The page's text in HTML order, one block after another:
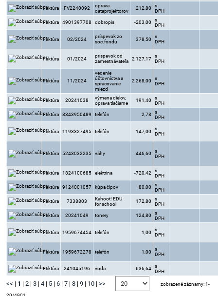
Faktúra FV2240092
oprava
dataprojektorov
212,80
s
DPH
Faktúra 4901397708 dobropis -203,00
s
DPH
Faktúra 02/2024
príspevok zo
soc.fondu
378,50
s
DPH
Faktúra 01/2024
príspevok od
zamestnávateľa
2 127,17
s
DPH
Faktúra 11/2024
vedenie
účtovníctva a
spracovanie
miezd
2 268,00
s
DPH
Faktúra 20241038
výmena dielov,
oprava tlačiarne
191,40
s
DPH
Faktúra 8343950489 telefón 2,78
s
DPH
Faktúra 1193327495 telefón 147,00
s
DPH
Faktúra 5243032235 váhy 446,60
s
DPH
Faktúra 1824100685 elektrina -720,42
s
DPH
Faktúra 9124001057 kúpa čipov 80,00
s
DPH
Faktúra 7338803
Kahoot! EDU
for school
172,80
s
DPH
Faktúra 20241049 tonery 124,80
s
DPH
Faktúra 1959674454 telefón 1,00
s
DPH
Faktúra 1959672278 telefón 1,00
s
DPH
Faktúra 241045196 voda 636,64
s
DPH
<< | 1 |2 |3 |4 | 5 |6 |7 |8 |9 | 10 |>> zobrazené záznamy: 1-